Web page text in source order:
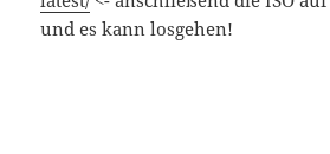
und es kann losgehen!